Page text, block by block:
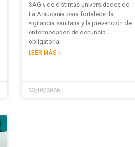
SAG y de distintas universidades de
La Araucanía para fortalecer la
vigilancia sanitaria y la prevención de
enfermedades de denuncia
obligatoria.
LEER MÁS »
22/06/2026